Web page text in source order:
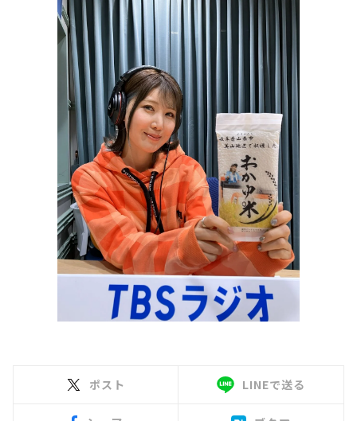
ポスト LINEで送る